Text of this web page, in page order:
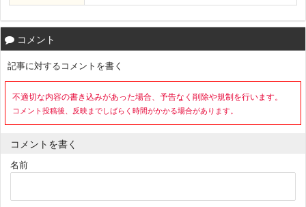
コメント
記事に対するコメントを書く
不適切な内容の書き込みがあった場合、予告なく削除や規制を行います。
コメント投稿後、反映までしばらく時間がかかる場合があります。
コメントを書く
名前